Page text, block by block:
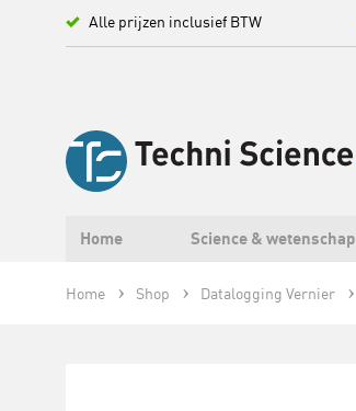
Alle prijzen inclusief BTW
Home Science & wetenschap
Home Shop Datalogging Vernier